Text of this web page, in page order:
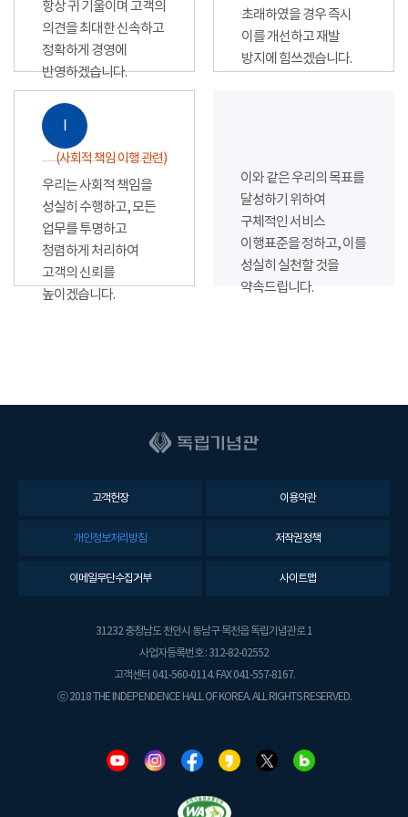
항상 귀 기울이며 고객의
의견을 최대한 신속하고
정확하게 경영에
반영하겠습니다.
초래하였을 경우 즉시
이를 개선하고 재발
방지에 힘쓰겠습니다.
Ⅰ
(사회적 책임 이행 관련)
우리는 사회적 책임을
성실히 수행하고, 모든
업무를 투명하고
청렴하게 처리하여
고객의 신뢰를
높이겠습니다.
이와 같은 우리의 목표를
달성하기 위하여
구체적인 서비스
이행표준을 정하고, 이를
성실히 실천할 것을
약속드립니다.
고객헌장 이용약관
개인정보처리방침 저작권정책
이메일무단수집거부 사이트맵
31232 충청남도 천안시 동남구 목천읍 독립기념관로 1
사업자등록번호 : 312-82-02552
고객센터 041-560-0114. FAX 041-557-8167.
ⓒ 2018 THE INDEPENDENCE HALL OF KOREA. ALL RIGHTS RESERVED.